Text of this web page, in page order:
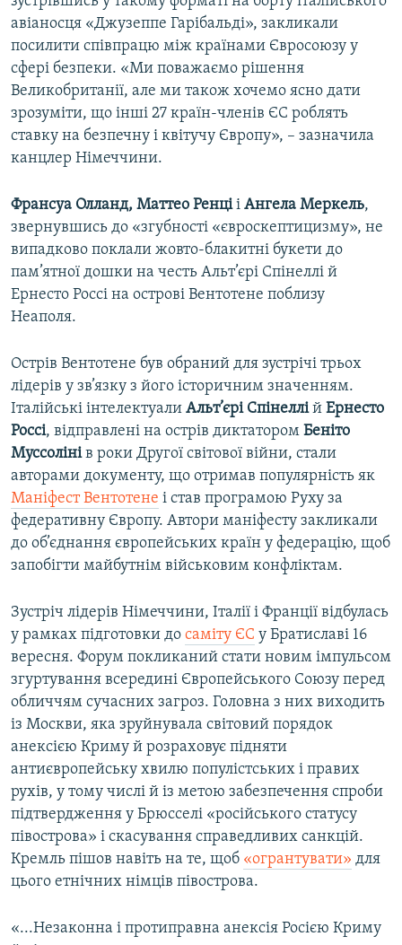
авіаносця «Джузеппе Гарібальді», закликали
посилити співпрацю між країнами Євросоюзу у
сфері безпеки. «Ми поважаємо рішення
Великобританії, але ми також хочемо ясно дати
зрозуміти, що інші 27 країн-членів ЄС роблять
ставку на безпечну і квітучу Європу», – зазначила
канцлер Німеччини.
Франсуа Олланд, Маттео Ренціі Ангела Меркель,
звернувшись до «згубності «євроскептицизму», не
випадково поклали жовто-блакитні букети до
пам’ятної дошки на честь Альт’єрі Спінеллі й
Ернесто Россі на острові Вентотене поблизу
Неаполя.
Острів Вентотене був обраний для зустрічі трьох
лідерів у зв’язку з його історичним значенням.
Італійські інтелектуали Альт’єрі Спінеллій Ернесто
Россі, відправлені на острів диктатором Беніто
Муссолінів роки Другої світової війни, стали
авторами документу, що отримав популярність як
Маніфест Вентотене і став програмою Руху за
федеративну Європу. Автори маніфесту закликали
до об’єднання європейських країн у федерацію, щоб
запобігти майбутнім військовим конфліктам.
Зустріч лідерів Німеччини, Італії і Франції відбулась
у рамках підготовки до саміту ЄС у Братиславі 16
вересня. Форум покликаний стати новим імпульсом
згуртування всередині Європейського Союзу перед
обличчям сучасних загроз. Головна з них виходить
із Москви, яка зруйнувала світовий порядок
анексією Криму й розраховує підняти
антиєвропейську хвилю популістських і правих
рухів, у тому числі й із метою забезпечення спроби
підтвердження у Брюсселі «російського статусу
півострова» і скасування справедливих санкцій.
Кремль пішов навіть на те, щоб «огрантувати» для
цього етнічних німців півострова.
«...Незаконна і протиправна анексія Росією Криму